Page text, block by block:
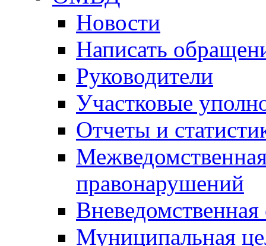
Новости
Написать
Руководители
Участковые
Отчеты и
правонарушений
Вневедомственная
Муниципальная